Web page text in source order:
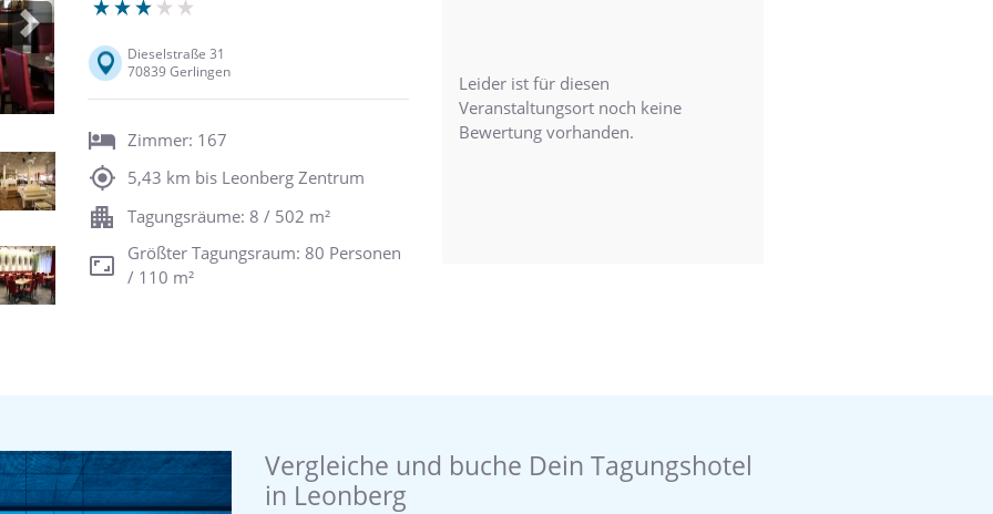
Next
Dieselstraße 31
70839 Gerlingen
Zimmer: 167
5,43 km bis Leonberg Zentrum
Tagungsräume: 8 / 502 m²
Größter Tagungsraum: 80 Personen
/ 110 m²
Leider ist für diesen
Veranstaltungsort noch keine
Bewertung vorhanden.
Vergleiche und buche Dein Tagungshotel
in Leonberg